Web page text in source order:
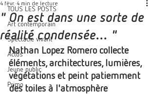
TOUS LES POSTS
Art contemporain
Spectacle vivant
Actus
Jeune public
Primo
" On est dans une sorte de
réalité condensée... "
4 févr. 4 min de lecture
Nathan Lopez Romero collecte
éléments, architectures, lumières,
végétations et peint patiemment
des toiles à l'atmosphère